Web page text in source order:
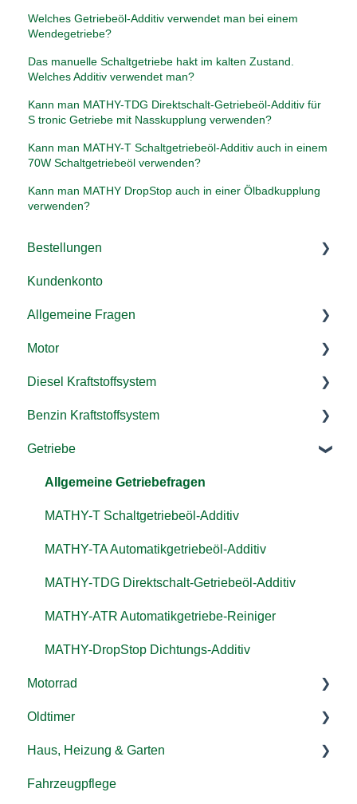
Welches Getriebeöl-Additiv verwendet man bei einem
Wendegetriebe?
Das manuelle Schaltgetriebe hakt im kalten Zustand.
Welches Additiv verwendet man?
Kann man MATHY-TDG Direktschalt-Getriebeöl-Additiv für
S tronic Getriebe mit Nasskupplung verwenden?
Kann man MATHY-T Schaltgetriebeöl-Additiv auch in einem
70W Schaltgetriebeöl verwenden?
Kann man MATHY DropStop auch in einer Ölbadkupplung
verwenden?
Bestellungen
Versand & Lieferung
Rücksendung & Rückerstattung
Zahlung/ Rechnung
Bestellen
Gutschein einlösen
Kundenkonto
Allgemeine Fragen
Additive
Kraftstoffsystem
Landmaschinen, LKW & co.
Motor
Allgemeine Fragen
MATHY-M Motoröl-Additiv
MATHY-C Motorinnenreiniger
MATHY-DropStop Dichtungs-Additiv
MATHY-VS Viskositätsstabilisator
Motoröl
Diesel Kraftstoffsystem
Anwendung Allgemein
MATHY Diesel-Komplett-Kur
MATHY-ID Injektor-Reiniger Diesel
MATHY-AGR Systemreiniger AGR-Ventil/
Benzin Kraftstoffsystem
Allgemein
MATHY-FB Benzin-Pflege-Kraftstoffadditiv
Getriebe
Allgemeine Getriebefragen
MATHY-T Schaltgetriebeöl-Additiv
MATHY-TA Automatikgetriebeöl-Additiv
MATHY-TDG Direktschalt-Getriebeöl-Additiv
MATHY-ATR Automatikgetriebe-Reiniger
MATHY-DropStop Dichtungs-Additiv
Motorrad
Motor
Kraftstoffsystem
Getriebe
Oldtimer
Motor
Kraftstoffsystem
Haus, Heizung & Garten
MATHY-SPEZIAL-H Heizöl-Additiv
Fahrzeugpflege